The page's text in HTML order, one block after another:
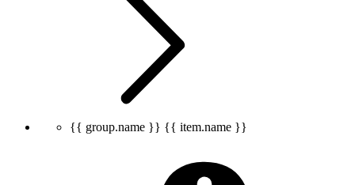
{{ group.name }} {{ item.name }}